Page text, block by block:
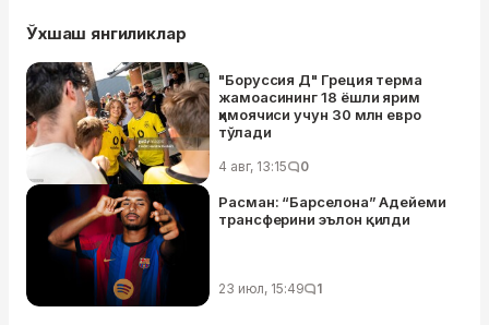
Ўхшаш янгиликлар
"Боруссия Д" Греция терма
жамоасининг 18 ёшли ярим
ҳимоячиси учун 30 млн евро
тўлади
4 авг, 13:15 0
Расман: “Барселона” Адейеми
трансферини эълон қилди
23 июл, 15:49 1